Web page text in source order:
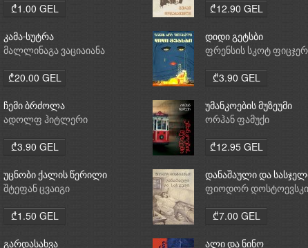
₾1.00 GEL ₾12.90 GEL
კამა-სუტრა
მალლინაგა ვაციაიანა
₾20.00 GEL
დიდი გეტსბი
ფრენსის სკოტ
₾3.90 GEL
ჩემი ბრძოლა
ადოლფ ჰიტლერი
₾3.90 GEL
უმანკოების მუზეუმი
ორჰან ფამუქი
₾12.95 GEL
უცნობი ქალის წერილი
შტეფან ცვაიგი
₾1.50 GEL
დანაშაული და
ფიოდორ დოსტოევსკი
₾7.00 GEL
გარდასახვა ალი და ნინო